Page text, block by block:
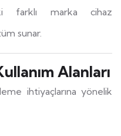
farklı marka cihaz
sunar.
Alanları
ihtiyaçlarına yönelik